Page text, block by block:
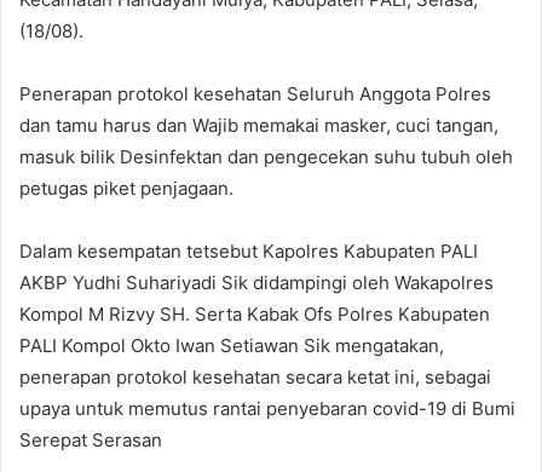
(18/08).
Penerapan protokol kesehatan Seluruh Anggota Polres
dan tamu harus dan Wajib memakai masker, cuci tangan,
masuk bilik Desinfektan dan pengecekan suhu tubuh oleh
petugas piket penjagaan.
Dalam kesempatan tetsebut Kapolres Kabupaten PALI
AKBP Yudhi Suhariyadi Sik didampingi oleh Wakapolres
Kompol M Rizvy SH. Serta Kabak Ofs Polres Kabupaten
PALI Kompol Okto Iwan Setiawan Sik mengatakan,
penerapan protokol kesehatan secara ketat ini, sebagai
upaya untuk memutus rantai penyebaran covid-19 di Bumi
Serepat Serasan